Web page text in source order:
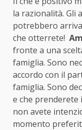
la razionalità. Gli
potrebbero
che otterrete!
fronte a una
famiglia. Sono
accordo con il
famiglia. Sono
e che prenderete
non avete
momento